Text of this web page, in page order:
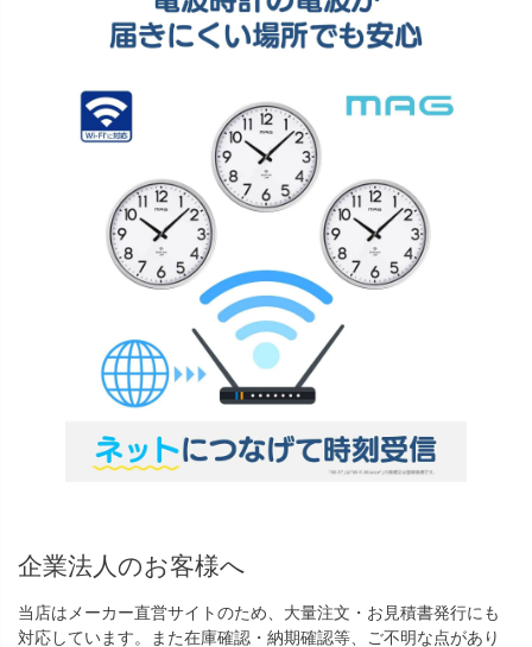
企業法人のお客様へ
当店はメーカー直営サイトのため、大量注文・お見積書発行にも
対応しています。また在庫確認・納期確認等、ご不明な点があり